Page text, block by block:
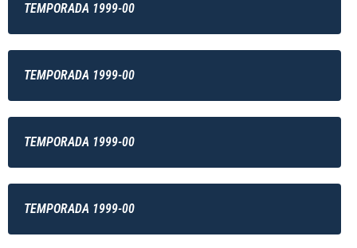
TEMPORADA 1999-00
TEMPORADA 1999-00
TEMPORADA 1999-00
TEMPORADA 1999-00